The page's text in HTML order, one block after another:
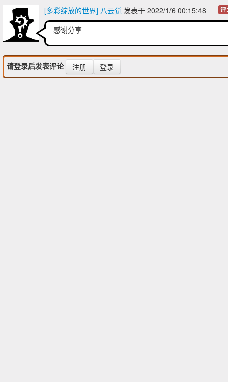
[多彩绽放的世界] 八云觉 发表于 2022/1/6 00:15:48 评
感谢分享
请登录后发表评论 注册 登录